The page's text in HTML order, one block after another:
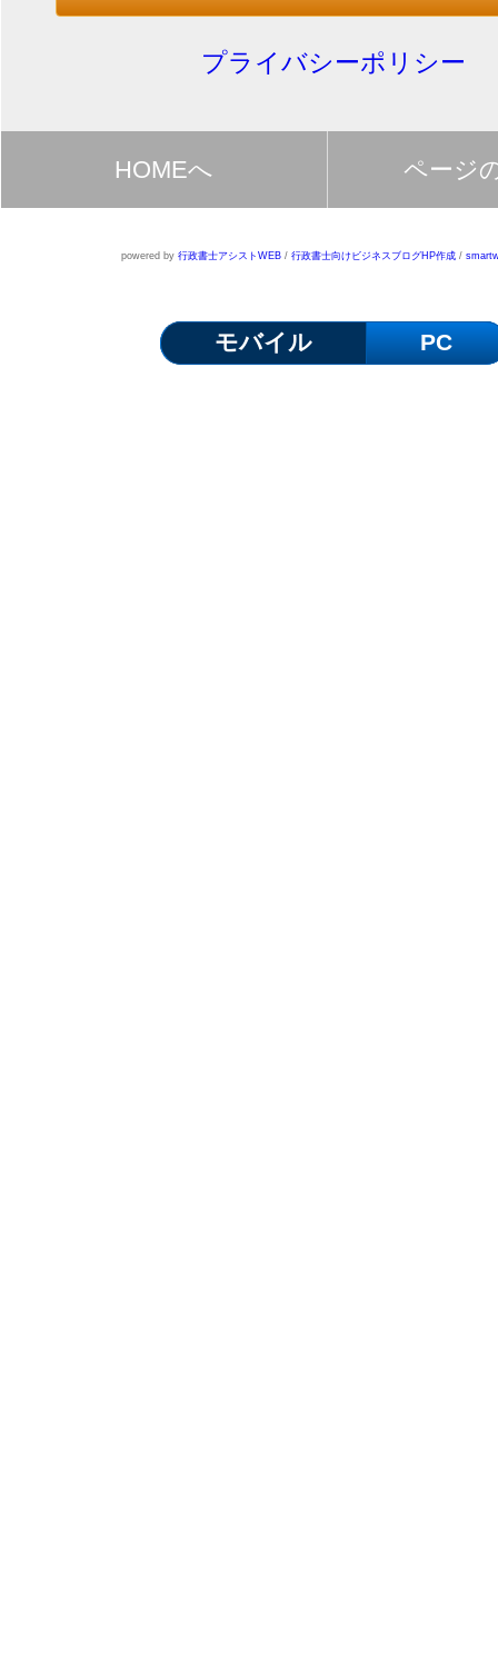
プライバシーポリシー
HOMEへ ページ
powered by 行政書士アシストWEB/ 行政書士向けビジネスブログHP作成/
モバイル PC